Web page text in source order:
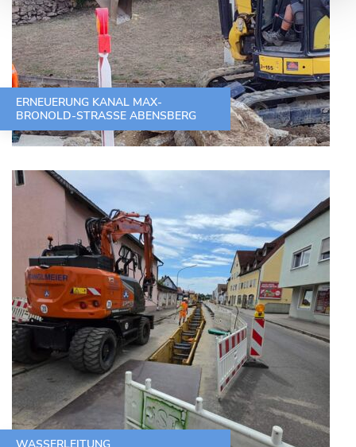
ERNEUERUNG KANAL MAX-
BRONOLD-STRASSE ABENSBERG
WASSERLEITUNG